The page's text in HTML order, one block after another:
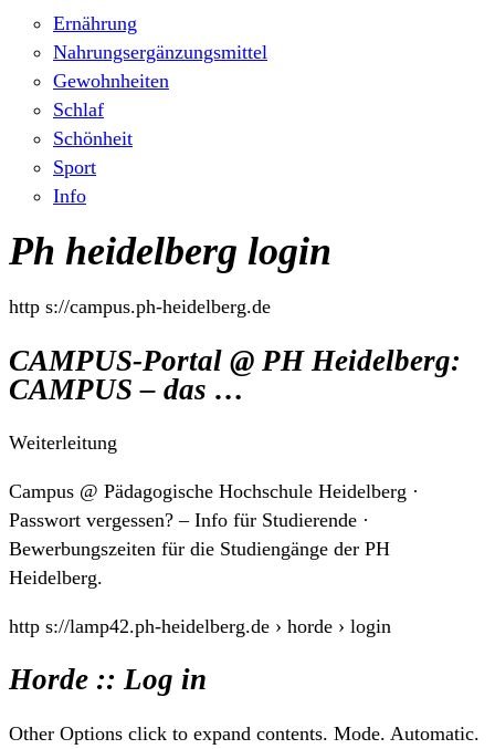
Ernährung
Nahrungsergänzungsmittel
Gewohnheiten
Schlaf
Schönheit
Sport
Info
Ph heidelberg login
http s://campus.ph-heidelberg.de
CAMPUS-Portal @ PH Heidelberg:
CAMPUS – das …
Weiterleitung
Campus @ Pädagogische Hochschule Heidelberg ·
Passwort vergessen? – Info für Studierende ·
Bewerbungszeiten für die Studiengänge der PH
Heidelberg.
http s://lamp42.ph-heidelberg.de › horde › login
Horde :: Log in
Other Options click to expand contents. Mode. Automatic.